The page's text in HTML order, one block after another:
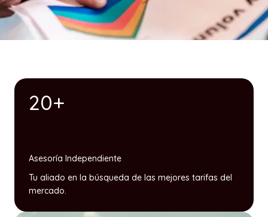
20+
Asesoría Independiente
Tu aliado en la búsqueda de las mejores tarifas del
mercado.